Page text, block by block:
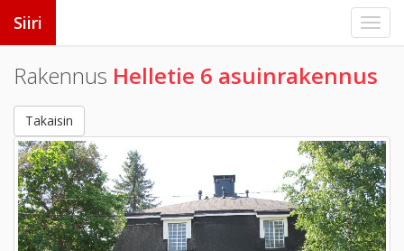
Siiri
Rakennus Helletie 6 asuinrakennus
Takaisin